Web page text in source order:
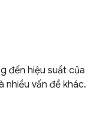
đến hiệu suất của
nhiều vấn đề khác.